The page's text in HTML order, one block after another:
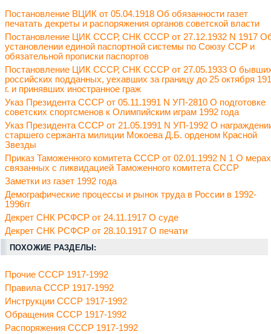
Постановление ВЦИК от 05.04.1918 Об обязанности газет
печатать декреты и распоряжения органов советской власти
Постановление ЦИК СССР, СНК СССР от 27.12.1932 N 1917
установлении единой паспортной системы по Союзу ССР и
обязательной прописки паспортов
Постановление ЦИК СССР, СНК СССР от 27.05.1933 О
российских подданных, уехавших за границу до 25 октября
г. и принявших иностранное граж
Указ Президента СССР от 05.11.1991 N УП-2810 О подготовке
советских спортсменов к Олимпийским играм 1992 года
Указ Президента СССР от 21.05.1991 N УП-1992 О
старшего сержанта милиции Мокоева Д.Б. орденом Красной
Звезды
Приказ Таможенного комитета СССР от 02.01.1992 N 1 О
связанных с ликвидацией Таможенного комитета СССР
Заметки из газет 1992 года
Демографические процессы и рынок труда в России в 1992-
1996гг
Декрет СНК РСФСР от 24.11.1917 О суде
Декрет СНК РСФСР от 28.10.1917 О печати
ПОХОЖИЕ РАЗДЕЛЫ:
Прочие СССР 1917-1992
Правила СССР 1917-1992
Инструкции СССР 1917-1992
Обращения СССР 1917-1992
Распоряжения СССР 1917-1992